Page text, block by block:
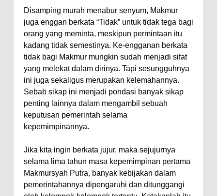
Disamping murah menabur senyum, Makmur
juga enggan berkata “Tidak” untuk tidak tega bagi
orang yang meminta, meskipun permintaan itu
kadang tidak semestinya. Ke-engganan berkata
tidak bagi Makmur mungkin sudah menjadi sifat
yang melekat dalam dirinya. Tapi sesungguhnya
ini juga sekaligus merupakan kelemahannya.
Sebab sikap ini menjadi pondasi banyak sikap
penting lainnya dalam mengambil sebuah
keputusan pemerintah selama
kepemimpinannya.
Jika kita ingin berkata jujur, maka sejujurnya
selama lima tahun masa kepemimpinan pertama
Makmursyah Putra, banyak kebijakan dalam
pemerintahannya dipengaruhi dan ditunggangi